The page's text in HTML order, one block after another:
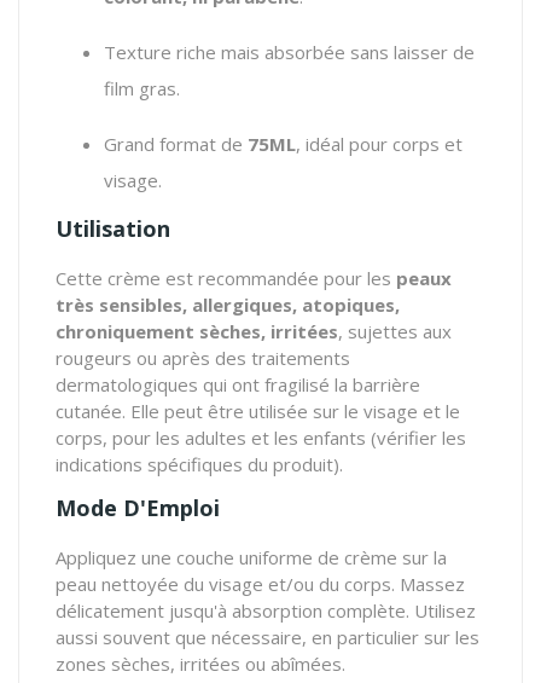
Texture riche mais absorbée sans laisser de
film gras.
Grand format de 75ML, idéal pour corps et
visage.
Utilisation
Cette crème est recommandée pour les peaux
très sensibles, allergiques, atopiques,
chroniquement sèches, irritées, sujettes aux
rougeurs ou après des traitements
dermatologiques qui ont fragilisé la barrière
cutanée. Elle peut être utilisée sur le visage et le
corps, pour les adultes et les enfants (vérifier les
indications spécifiques du produit).
Mode D'Emploi
Appliquez une couche uniforme de crème sur la
peau nettoyée du visage et/ou du corps. Massez
délicatement jusqu'à absorption complète. Utilisez
aussi souvent que nécessaire, en particulier sur les
zones sèches, irritées ou abîmées.